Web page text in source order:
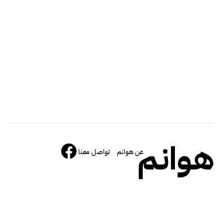
هوانمعن هوانم تواصل معنا